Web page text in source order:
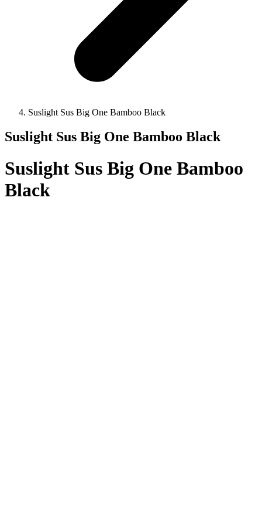
Suslight Sus Big One Bamboo Black
Suslight Sus Big One Bamboo Black
Suslight Sus Big One Bamboo
Black